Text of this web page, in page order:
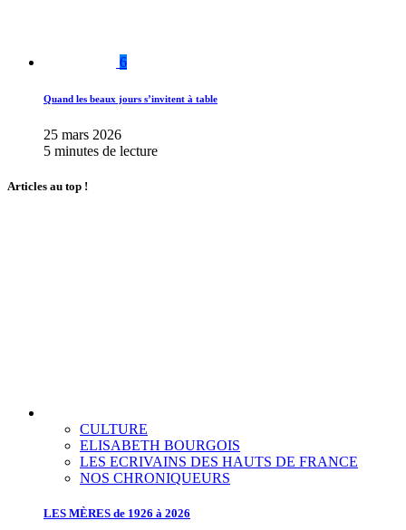
6
Quand les beaux jours s’invitent à table
25 mars 2026
5 minutes de lecture
Articles au top !
CULTURE
ELISABETH BOURGOIS
LES ECRIVAINS DES HAUTS DE FRANCE
NOS CHRONIQUEURS
LES MÈRES de 1926 à 2026